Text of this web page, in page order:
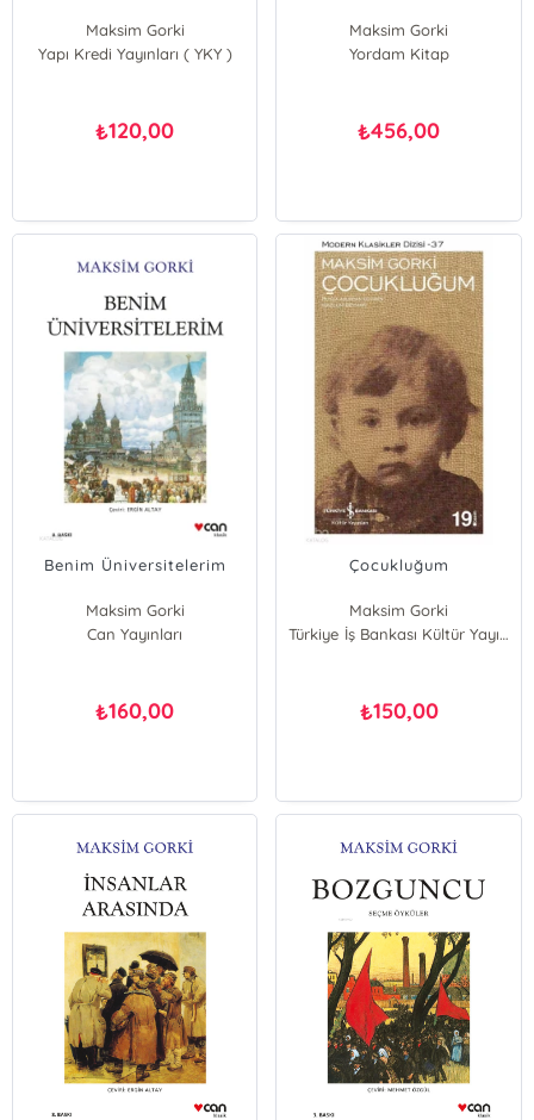
Maksim Gorki
Yapı Kredi Yayınları ( YKY )
₺120,00
Maksim Gorki
Yordam Kitap
₺456,00
Benim Üniversitelerim
Maksim Gorki
Can Yayınları
₺160,00
Çocukluğum
Maksim Gorki
Türkiye İş Bankası Kültür Yayınları
₺150,00